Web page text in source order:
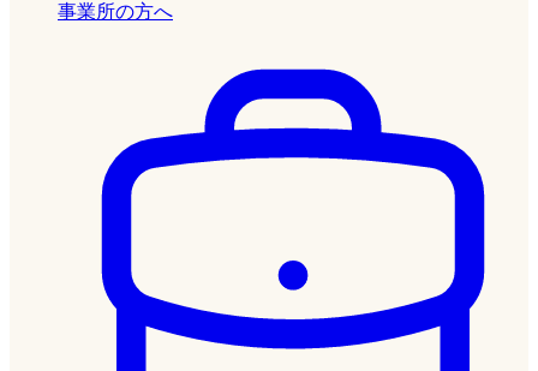
事業所の方へ